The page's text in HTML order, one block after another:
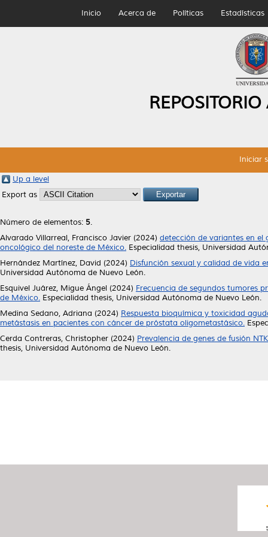
Inicio Acerca de Políticas Estadísticas
Iniciar
Up a level
Export as
Número de elementos: 5.
Alvarado Villarreal, Francisco Javier (2024) detección de variantes en
oncológico del noreste de México. Especialidad thesis, Universidad
Hernández Martínez, David (2024) Disfunción sexual y calidad de vida
Universidad Autónoma de Nuevo León.
Esquivel Juárez, Migue Ángel (2024) Frecuencia de segundos tumores
de México. Especialidad thesis, Universidad Autónoma de Nuevo León.
Medina Sedano, Adriana (2024) Respuesta bioquímica y toxicidad
metástasis en pacientes con cáncer de próstata oligometastásico.
Cerda Contreras, Christopher (2024) Prevalencia de genes de fusión
thesis, Universidad Autónoma de Nuevo León.